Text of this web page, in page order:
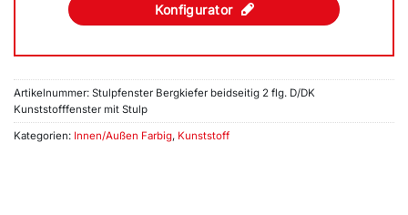
Konfigurator
Artikelnummer: Stulpfenster Bergkiefer beidseitig 2 flg. D/DK
Kunststofffenster mit Stulp
Kategorien: Innen/Außen Farbig, Kunststoff